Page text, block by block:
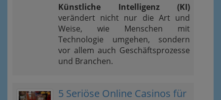
Künstliche Intelligenz (KI)
verändert nicht nur die Art und
Weise, wie Menschen mit
Technologie umgehen, sondern
vor allem auch Geschäftsprozesse
und Branchen.
5 Seriöse Online Casinos für